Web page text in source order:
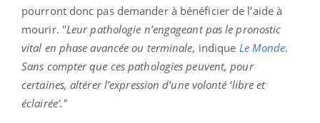
pourront donc pas demander à bénéficier de l’aide à
mourir. "Leur pathologie n’engageant pas le pronostic
vital en phase avancée ou terminale, indique Le Monde.
Sans compter que ces pathologies peuvent, pour
certaines, altérer l’expression d’une volonté ‘libre et
éclairée’."